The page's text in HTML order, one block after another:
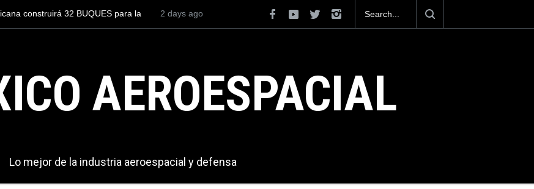
para volar los nuevos C-130J mexicanos
México se posiciona como el cuarto exportador aeroespacial
del mundo, al superar los 13,600 millones de dólares en
exportaciones en el 2025.
2 days ago
AEROESPACIAL
Lo mejor de la industria aeroespacial y defensa